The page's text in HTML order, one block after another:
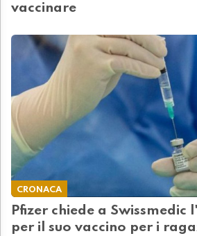
vaccinare
CRONACA
Pfizer chiede a
per il suo vaccino per i